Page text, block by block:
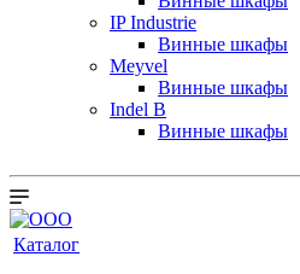
IP Industrie
Винные шкафы
Meyvel
Винные шкафы
Indel B
Винные шкафы
Каталог